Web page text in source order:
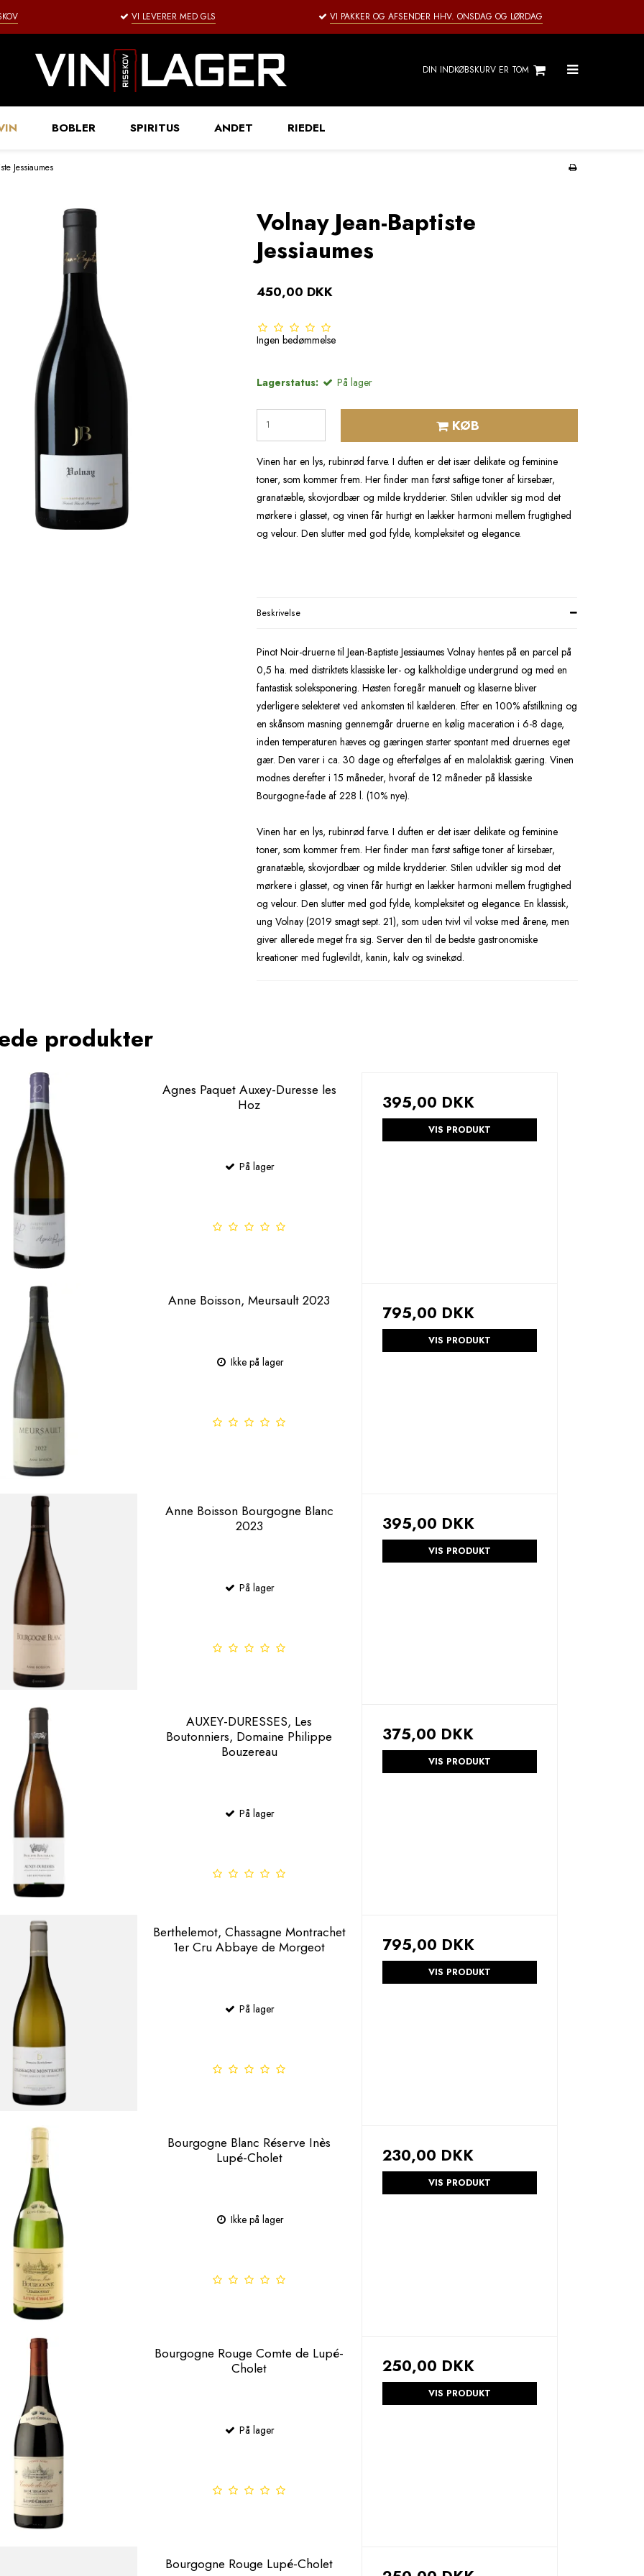
VI LEVERER MED GLS VI PAKKER OG AFSENDER HHV. ONSDAG OG LØRDAG
DIN INDKØBSKURV ER TOM
BOBLER SPIRITUS ANDET RIEDEL
Jessiaumes
Volnay Jean-Baptiste
Jessiaumes
450,00 DKK
Ingen bedømmelse
Lagerstatus: På lager
KØB
Vinen har en lys, rubinrød farve. I duften er det især delikate og feminine
toner, som kommer frem. Her finder man først saftige toner af kirsebær,
granatæble, skovjordbær og milde krydderier. Stilen udvikler sig mod det
mørkere i glasset, og vinen får hurtigt en lækker harmoni mellem frugtighed
og velour. Den slutter med god fylde, kompleksitet og elegance.
Beskrivelse
Pinot Noir-druerne til Jean-Baptiste Jessiaumes Volnay hentes på en parcel på
0,5 ha. med distriktets klassiske ler- og kalkholdige undergrund og med en
fantastisk soleksponering. Høsten foregår manuelt og klaserne bliver
yderligere selekteret ved ankomsten til kælderen. Efter en 100% afstilkning og
en skånsom masning gennemgår druerne en kølig maceration i 6-8 dage,
inden temperaturen hæves og gæringen starter spontant med druernes eget
gær. Den varer i ca. 30 dage og efterfølges af en malolaktisk gæring. Vinen
modnes derefter i 15 måneder, hvoraf de 12 måneder på klassiske
Bourgogne-fade af 228 l. (10% nye).
Vinen har en lys, rubinrød farve. I duften er det især delikate og feminine
toner, som kommer frem. Her finder man først saftige toner af kirsebær,
granatæble, skovjordbær og milde krydderier. Stilen udvikler sig mod det
mørkere i glasset, og vinen får hurtigt en lækker harmoni mellem frugtighed
og velour. Den slutter med god fylde, kompleksitet og elegance. En klassisk,
ung Volnay (2019 smagt sept. 21), som uden tvivl vil vokse med årene, men
giver allerede meget fra sig. Server den til de bedste gastronomiske
kreationer med fuglevildt, kanin, kalv og svinekød.
produkter
Agnes Paquet Auxey-Duresse les
Hoz
På lager
395,00 DKK
VIS PRODUKT
Anne Boisson, Meursault 2023
Ikke på lager
795,00 DKK
VIS PRODUKT
Anne Boisson Bourgogne Blanc
2023
På lager
395,00 DKK
VIS PRODUKT
AUXEY-DURESSES, Les
Boutonniers, Domaine Philippe
Bouzereau
På lager
375,00 DKK
VIS PRODUKT
Berthelemot, Chassagne Montrachet
1er Cru Abbaye de Morgeot
På lager
795,00 DKK
VIS PRODUKT
Bourgogne Blanc Réserve Inès
Lupé-Cholet
Ikke på lager
230,00 DKK
VIS PRODUKT
Bourgogne Rouge Comte de Lupé-
Cholet
På lager
250,00 DKK
VIS PRODUKT
Bourgogne Rouge Lupé-Cholet